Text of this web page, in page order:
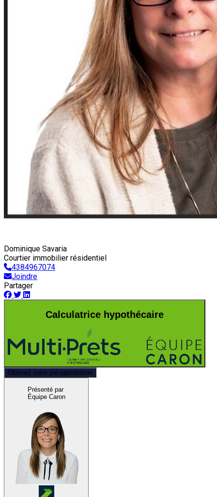
Dominique Savaria
Courtier immobilier résidentiel
4384967074
Joindre
Partager
Calculatrice hypothécaire
Obtenez votre pré-approbation
Présenté par
Équipe Caron